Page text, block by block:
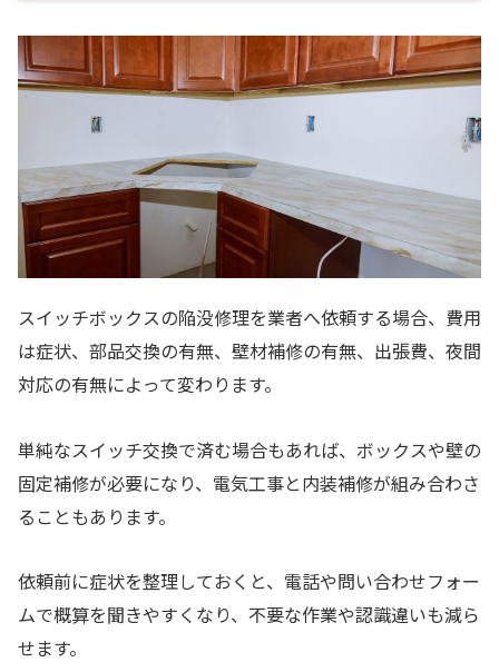
スイッチボックスの陥没修理を業者へ依頼する場合、費用
は症状、部品交換の有無、壁材補修の有無、出張費、夜間
対応の有無によって変わります。
単純なスイッチ交換で済む場合もあれば、ボックスや壁の
固定補修が必要になり、電気工事と内装補修が組み合わさ
ることもあります。
依頼前に症状を整理しておくと、電話や問い合わせフォー
ムで概算を聞きやすくなり、不要な作業や認識違いも減ら
せます。